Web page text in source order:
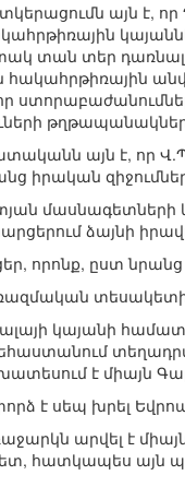
այն է,
տան տեր
հակահրթիռային
այն է, որ
իրական
ձայնի
որոնք, ըստ
կայանի
է միայն
է սեպ խրել
արվել է
հատկապես այն